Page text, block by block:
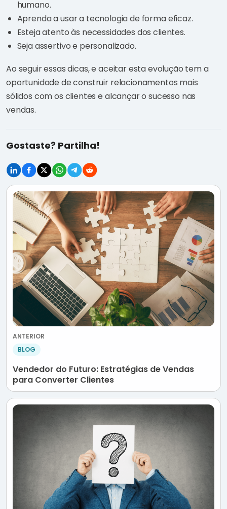
humano.
Aprenda a usar a tecnologia de forma eficaz.
Esteja atento às necessidades dos clientes.
Seja assertivo e personalizado.
Ao seguir essas dicas, e aceitar esta evolução tem a
oportunidade de construir relacionamentos mais
sólidos com os clientes e alcançar o sucesso nas
vendas.
Gostaste? Partilha!
ANTERIOR
BLOG
Vendedor do Futuro: Estratégias de Vendas
para Converter Clientes